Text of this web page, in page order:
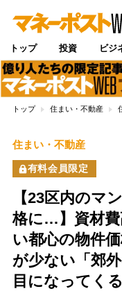
トップ 投資 ビジ
トップ 住まい・不動産
住まい・不動産
有料会員限定
【23区内のマ
格に…】資材
い都心の物件
が少ない「郊
目になってくる